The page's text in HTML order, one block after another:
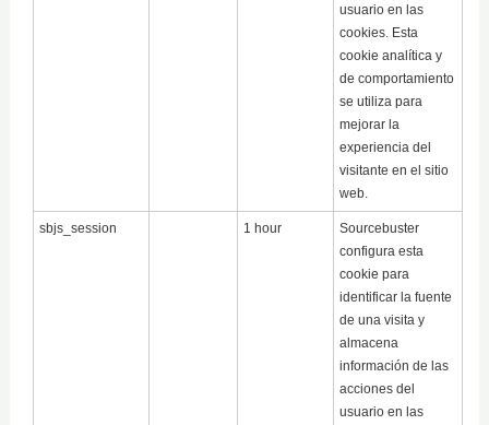
usuario en las
cookies. Esta
cookie analítica y
de comportamiento
se utiliza para
mejorar la
experiencia del
visitante en el sitio
web.
sbjs_session 1 hour
Sourcebuster
configura esta
cookie para
identificar la fuente
de una visita y
almacena
información de las
acciones del
usuario en las